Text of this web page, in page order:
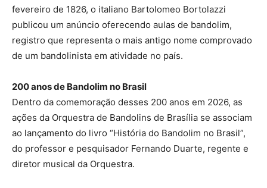
fevereiro de 1826, o italiano Bartolomeo Bortolazzi
publicou um anúncio oferecendo aulas de bandolim,
registro que representa o mais antigo nome comprovado
de um bandolinista em atividade no país.
200 anos de Bandolim no Brasil
Dentro da comemoração desses 200 anos em 2026, as
ações da Orquestra de Bandolins de Brasília se associam
ao lançamento do livro “História do Bandolim no Brasil”,
do professor e pesquisador Fernando Duarte, regente e
diretor musical da Orquestra.